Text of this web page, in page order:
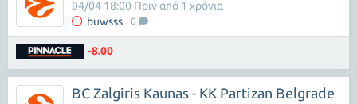
buwsss 0
04/04 18:00 Πριν από 1 χρόνια
-8.00
BC Zalgiris Kaunas - KK Partizan Belgrade